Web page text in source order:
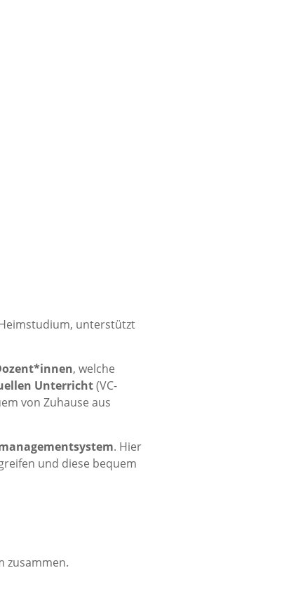
unterstützt
, welche
Unterricht(VC-
von Zuhause aus
. Hier
und diese bequem
zusammen.